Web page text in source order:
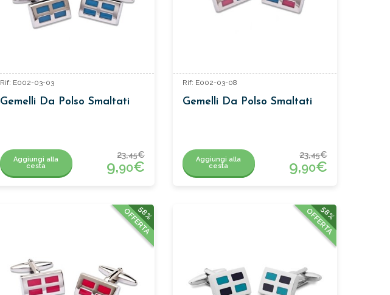
Rif: E002-03-03
Gemelli Da Polso Smaltati
Aggiungi alla
cesta
23,45€
9,90€
Rif: E002-03-08
Gemelli Da Polso Smaltati
Aggiungi alla
cesta
23,45€
9,90€
58%
OFFERTA 58%
OFFERTA